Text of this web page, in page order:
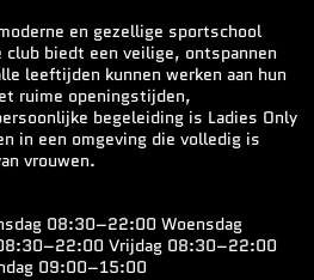
en gezellige sportschool
club biedt een veilige, ontspannen
leeftijden kunnen werken aan hun
ruime openingstijden,
begeleiding is Ladies Only
in een omgeving die volledig is
vrouwen.
08:30–22:00 Woensdag
Vrijdag 08:30–22:00
09:00–15:00